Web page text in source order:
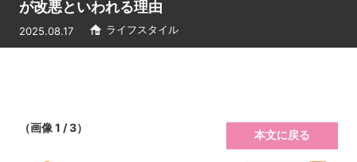
が改悪といわれる理由
2025.08.17 ライフスタイル
（画像 1 / 3）
本文に戻る